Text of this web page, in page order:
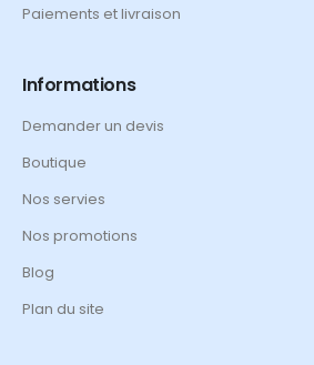
Paiements et livraison
Informations
Demander un devis
Boutique
Nos servies
Nos promotions
Blog
Plan du site